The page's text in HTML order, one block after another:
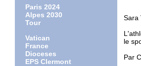
Paris 2024
Alpes 2030
Tour
Vatican
France
Dioceses
EPS Clermont
Sara
le
Par